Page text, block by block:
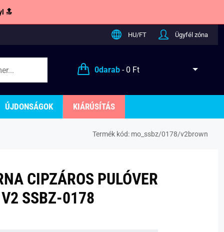
🔝
HU/FT Ügyfél zóna
0darab- 0 Ft
ÚJDONSÁGOK KIÁRÚSÍTÁS
Termék kód: mo_ssbz/0178/v2brown
CIPZÁROS PULÓVER
V2 SSBZ-0178